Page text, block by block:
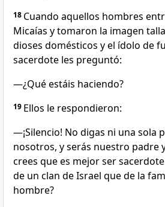
18 Cuando aquellos hombres
Micaías y tomaron la imagen
dioses domésticos y el ídolo de
sacerdote les preguntó:
―¿Qué estáis haciendo?
19 Ellos le respondieron:
―¡Silencio! No digas ni una sola
nosotros, y serás nuestro padre
crees que es mejor ser
de un clan de Israel que de la
hombre?